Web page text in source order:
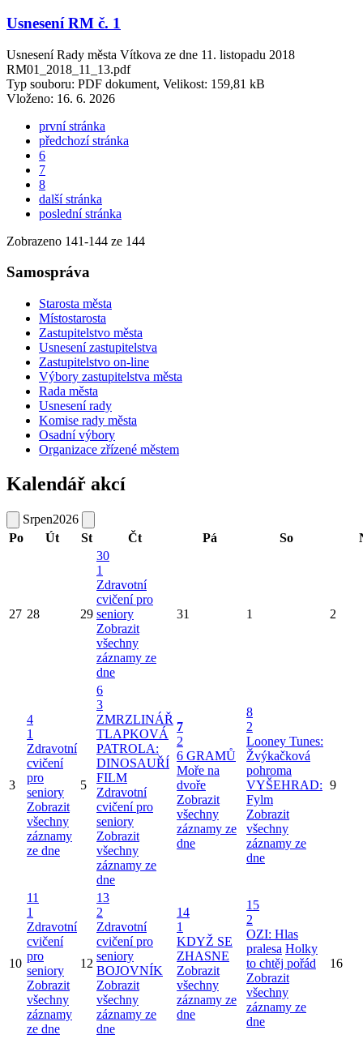
Usnesení RM č. 1
Usnesení Rady města Vítkova ze dne 11. listopadu 2018
RM01_2018_11_13.pdf
Typ souboru: PDF dokument, Velikost: 159,81 kB
Vloženo: 16. 6. 2026
první stránka
předchozí stránka
6
7
8
další stránka
poslední stránka
Zobrazeno 141-144 ze 144
Samospráva
Starosta města
Místostarosta
Zastupitelstvo města
Usnesení zastupitelstva
Zastupitelstvo on-line
Výbory zastupitelstva města
Rada města
Usnesení rady
Komise rady města
Osadní výbory
Organizace zřízené městem
Kalendář akcí
Srpen2026
Po
Út St Čt Pá So
27 28 29
30
1
Zdravotní
cvičení pro
seniory
Zobrazit
všechny
záznamy ze
dne
31 1 2
3
4
1
Zdravotní
cvičení
pro
seniory
Zobrazit
všechny
záznamy
ze dne
5
6
3
ZMRZLINÁŘ
TLAPKOVÁ
PATROLA:
DINOSAUŘÍ
FILM
Zdravotní
cvičení pro
seniory
Zobrazit
všechny
záznamy ze
dne
7
2
6 GRAMŮ
Moře na
dvoře
Zobrazit
všechny
záznamy ze
dne
8
2
Looney Tunes:
Žvýkačková
pohroma
VYŠEHRAD:
Fylm
Zobrazit
všechny
záznamy ze
dne
9
10
11
1
Zdravotní
cvičení
pro
seniory
Zobrazit
všechny
záznamy
ze dne
12
13
2
Zdravotní
cvičení pro
seniory
BOJOVNÍK
Zobrazit
všechny
záznamy ze
dne
14
1
KDYŽ SE
ZHASNE
Zobrazit
všechny
záznamy ze
dne
15
2
OZI: Hlas
pralesa Holky
to chtěj pořád
Zobrazit
všechny
záznamy ze
dne
16